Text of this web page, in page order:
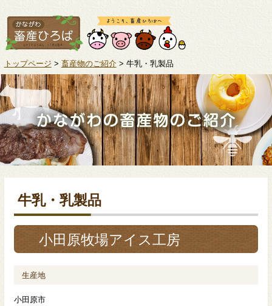
トップページ > 畜産物のご紹介> 牛乳・乳製品
牛乳・乳製品
小田原牧場アイス工房
生産地
小田原市